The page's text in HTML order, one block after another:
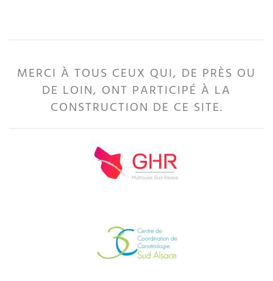
MERCI À TOUS CEUX QUI, DE PRÈS OU
DE LOIN, ONT PARTICIPÉ À LA
CONSTRUCTION DE CE SITE.